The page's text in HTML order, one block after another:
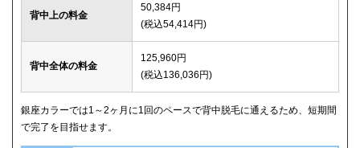
背中上の料金
50,384円
(税込54,414円)
背中全体の料金
125,960円
(税込136,036円)
銀座カラーでは1～2ヶ月に1回のペースで背中脱毛に通えるため、短期間
で完了を目指せます。